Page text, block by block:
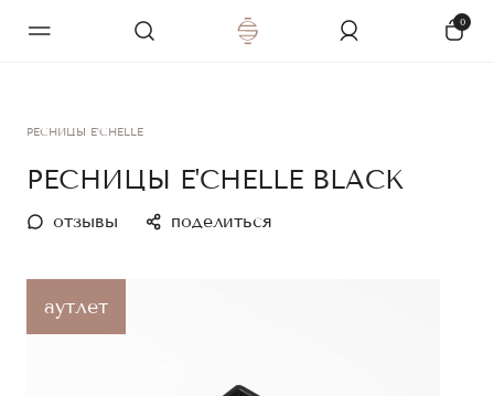
0
РЕСНИЦЫ E'CHELLE
РЕСНИЦЫ E'CHELLE BLACK
отзывы поделиться
аутлет